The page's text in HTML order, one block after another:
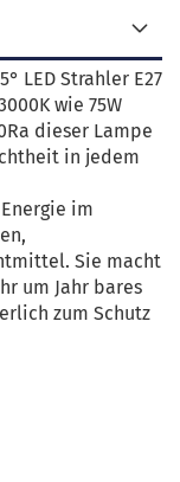
LED Strahler E27
wie 75W
dieser Lampe
in jedem
im
Sie macht
um Jahr bares
zum Schutz